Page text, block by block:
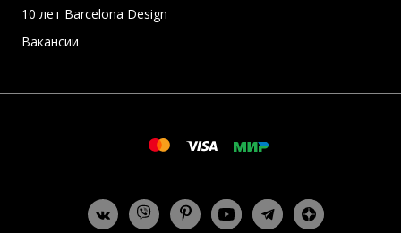
10 лет Barcelona Design
Вакансии